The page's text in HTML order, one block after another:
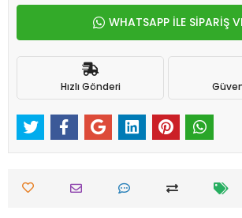
WHATSAPP İLE SİPARİŞ
Hızlı Gönderi